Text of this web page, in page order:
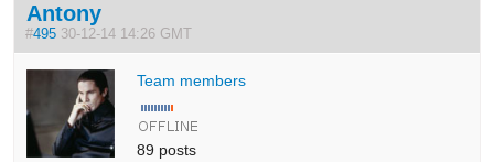
Antony
#495 30-12-14 14:26 GMT
Team members
89 posts